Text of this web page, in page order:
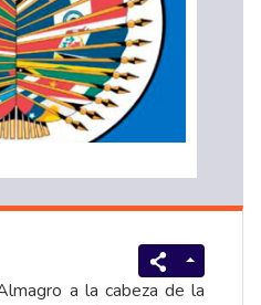
a la cabeza de la